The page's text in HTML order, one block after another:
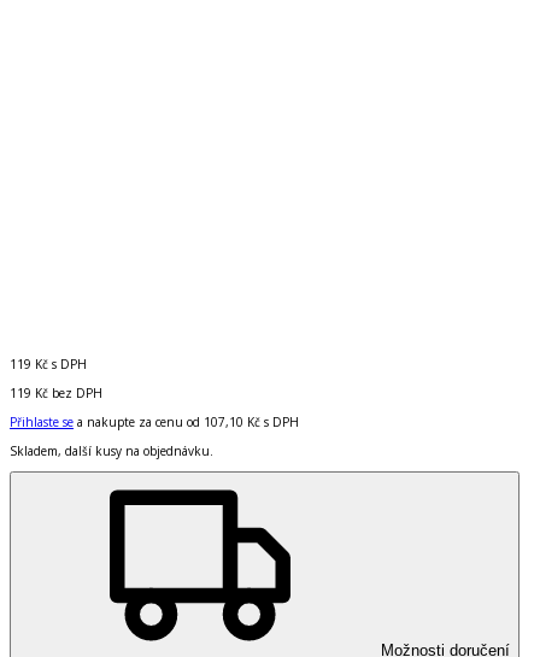
119 Kč s DPH
119 Kč bez DPH
Přihlaste se a nakupte za cenu od 107,10 Kč s DPH
Skladem, další kusy na objednávku.
Možnosti doručení